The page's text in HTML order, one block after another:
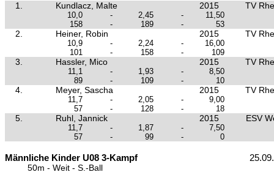
1. Kundlacz, Malte 2015 TV
10,0 - 2,45 -
11,50
158
- 189 - 53
2. Heiner, Robin 2015 TV
10,9 - 2,24 -
16,00
101
- 158 - 109
3. Hassler, Mico 2015 TV
11,1 - 1,93 -
8,50
89
- 109 - 10
4. Meyer, Sascha 2015 TV
11,7 - 2,05 -
9,00
57
- 128 - 18
5. Ruhl, Jannick 2015 ESV
11,7 - 1,87 -
7,50
57
- 99 - 0
Männliche Kinder U08 3-Kampf
50m - Weit - S.-Ball